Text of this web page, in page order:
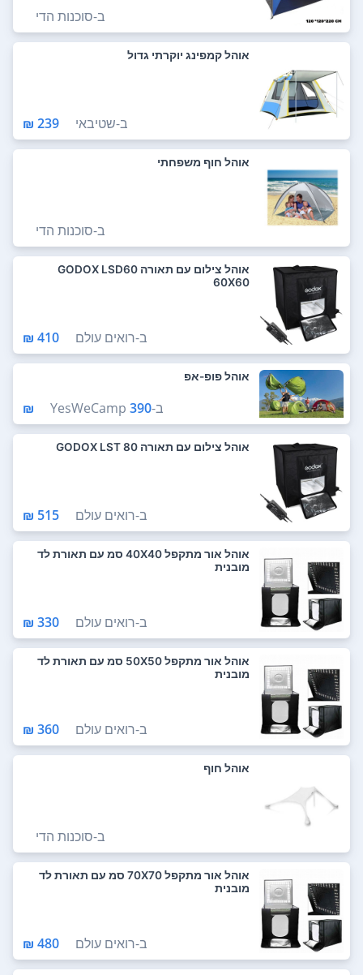
ב-סוכנות הדי
אוהל קמפינג יוקרתי גדול
ב-שטיבאי 239 ₪
אוהל חוף משפחתי
ב-סוכנות הדי
אוהל צילום עם תאורה GODOX LSD60
60X60
ב-רואים עולם 410 ₪
אוהל פופ-אפ
ב- YesWeCamp 390 ₪
אוהל צילום עם תאורה GODOX LST 80
ב-רואים עולם 515 ₪
אוהל אור מתקפל 40X40 סמ עם תאורת לד
מובנית
ב-רואים עולם 330 ₪
אוהל אור מתקפל 50X50 סמ עם תאורת לד
מובנית
ב-רואים עולם 360 ₪
אוהל חוף
ב-סוכנות הדי
אוהל אור מתקפל 70X70 סמ עם תאורת לד
מובנית
ב-רואים עולם 480 ₪